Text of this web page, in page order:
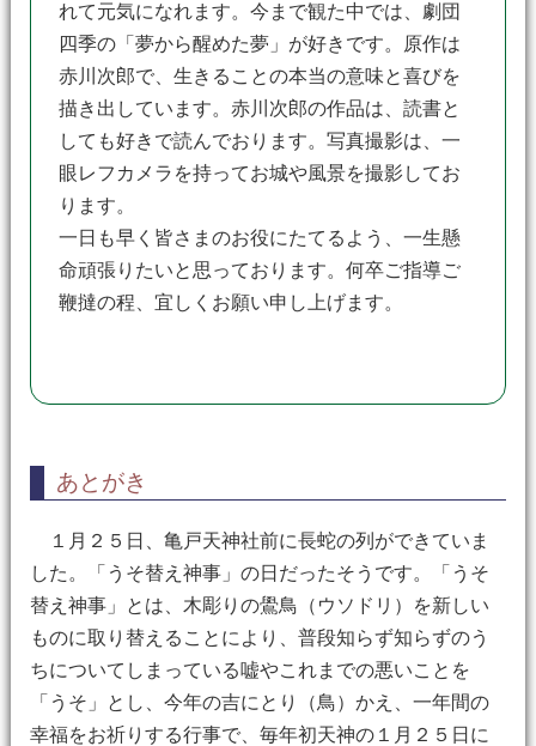
れて元気になれます。今まで観た中では、劇団
四季の「夢から醒めた夢」が好きです。原作は
赤川次郎で、生きることの本当の意味と喜びを
描き出しています。赤川次郎の作品は、読書と
しても好きで読んでおります。写真撮影は、一
眼レフカメラを持ってお城や風景を撮影してお
ります。
一日も早く皆さまのお役にたてるよう、一生懸
命頑張りたいと思っております。何卒ご指導ご
鞭撻の程、宜しくお願い申し上げます。
あとがき
１月２５日、亀戸天神社前に長蛇の列ができていま
した。「うそ替え神事」の日だったそうです。「うそ
替え神事」とは、木彫りの鷽鳥（ウソドリ）を新しい
ものに取り替えることにより、普段知らず知らずのう
ちについてしまっている嘘やこれまでの悪いことを
「うそ」とし、今年の吉にとり（鳥）かえ、一年間の
幸福をお祈りする行事で、毎年初天神の１月２５日に